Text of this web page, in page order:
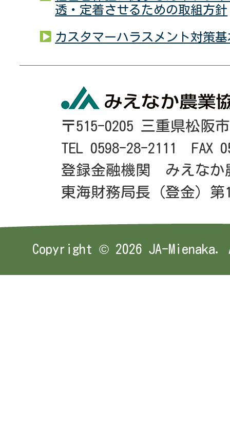
透・定着させるための取組方針
カスタマーハラスメント対策
〒515-0205 三重県松阪
TEL 0598-28-2111 FAX
登録金融機関 みえなか
東海財務局長（登金）第
Copyright © 2026 JA-